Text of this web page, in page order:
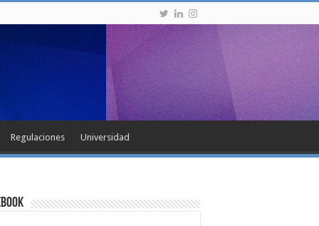
Regulaciones Universidad